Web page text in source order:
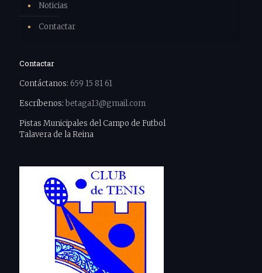
Noticias
Contactar
Contactar
Contáctanos: 659 15 81 61
Escríbenos: betaga13@gmail.com
Pistas Municipales del Campo de Futbol
Talavera de la Reina